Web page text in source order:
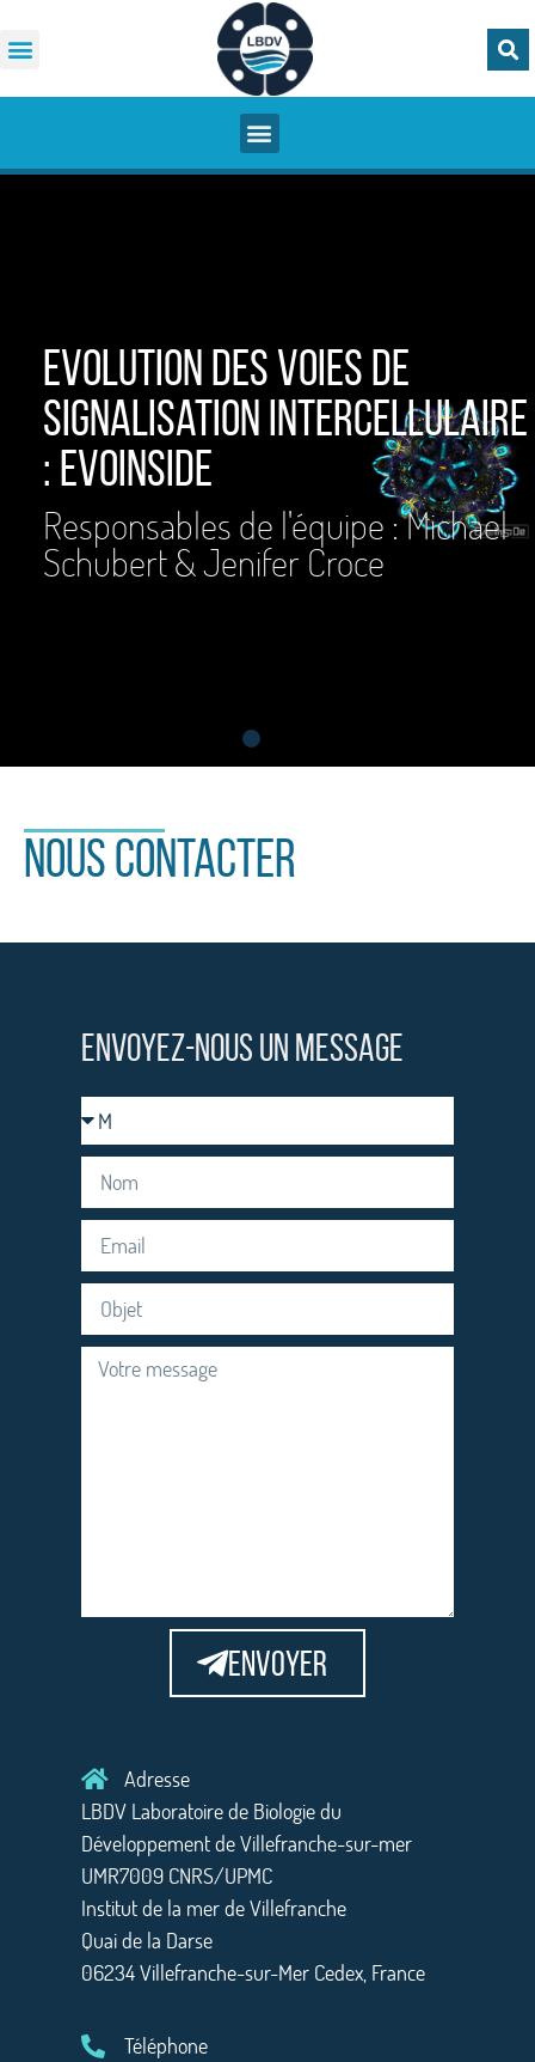
Nous Contacter
Envoyez-nous un message
Envoyer
Adresse
LBDV Laboratoire de Biologie du
Développement de Villefranche-sur-mer
UMR7009 CNRS/UPMC
Institut de la mer de Villefranche
Quai de la Darse
06234 Villefranche-sur-Mer Cedex, France
Téléphone